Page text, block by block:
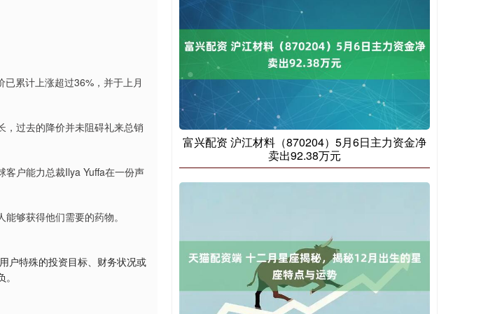
累计上涨超过36%，并于上月
，过去的降价并未阻碍礼来总销
客户能力总裁Ilya Yuffa在一份声
够获得他们需要的药物。
户特殊的投资目标、财务状况或
富兴配资 沪江材料（870204）5月6日主力资金净
卖出92.38万元